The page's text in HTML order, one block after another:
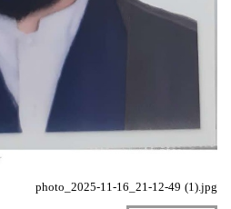
photo_2025-11-16_21-12-49 (1).jpg